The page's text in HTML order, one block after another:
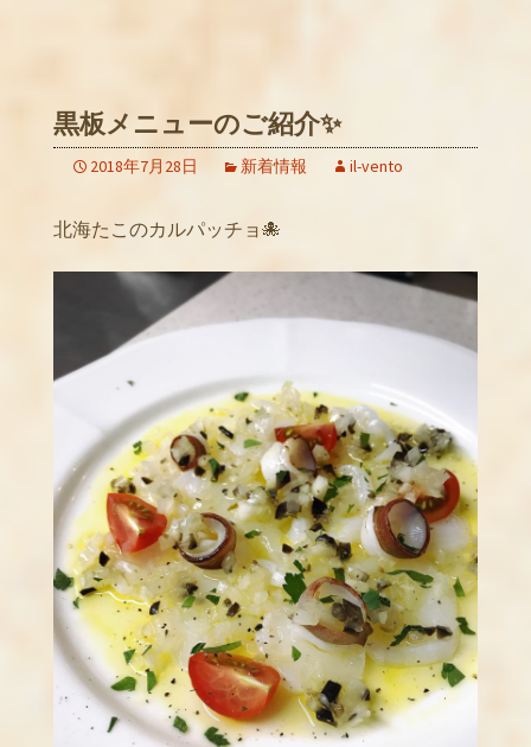
黒板メニューのご紹介✨
2018年7月28日 新着情報 il-vento
北海たこのカルパッチョ🐙